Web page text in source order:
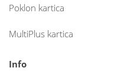
Poklon kartica
MultiPlus kartica
Info